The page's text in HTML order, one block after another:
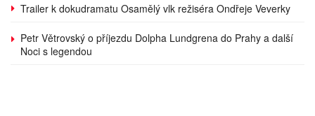
Trailer k dokudramatu Osamělý vlk režiséra Ondřeje Veverky
Petr Větrovský o příjezdu Dolpha Lundgrena do Prahy a další
Noci s legendou